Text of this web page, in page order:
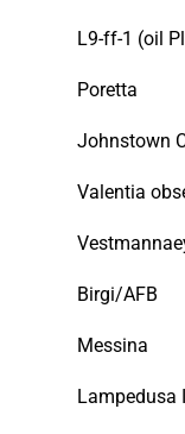
L9-ff-1 (oil
Poretta
Johnstown
Valentia
Birgi/AFB
Messina
Lampedusa